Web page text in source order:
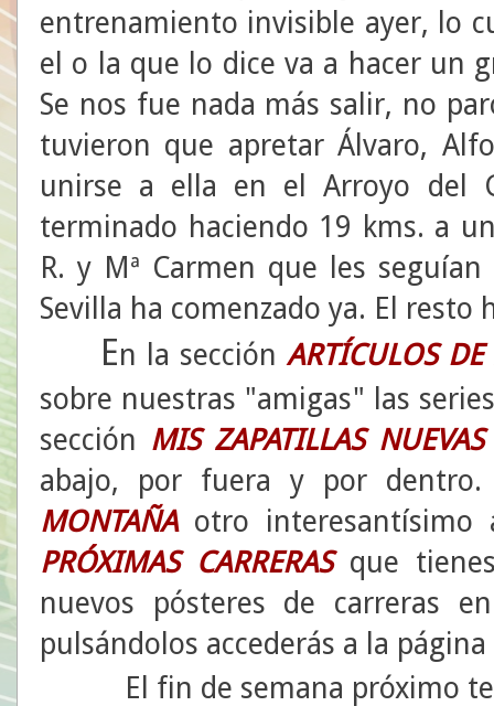
entrenamiento invisible ayer, lo
el o la que lo dice va a hacer un
Se nos fue nada más salir, no
tuvieron que apretar Álvaro,
unirse a ella en el Arroyo del
terminado haciendo 19 kms. a
R. y Mª Carmen que les
Sevilla ha comenzado ya. El
En la sección ARTÍCULOS DE
sobre nuestras "amigas" las
sección MIS ZAPATILLAS NUEVAS
abajo, por fuera y por
MONTAÑAotro interesantísimo
PRÓXIMAS CARRERASque
nuevos pósteres de carreras
pulsándolos accederás a la
El fin de semana próximo